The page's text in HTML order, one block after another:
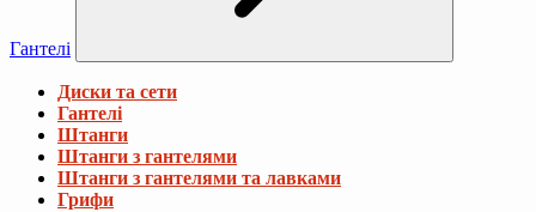
Гантелі
Диски та сети
Гантелі
Штанги
Штанги з гантелями
Штанги з гантелями та лавками
Грифи